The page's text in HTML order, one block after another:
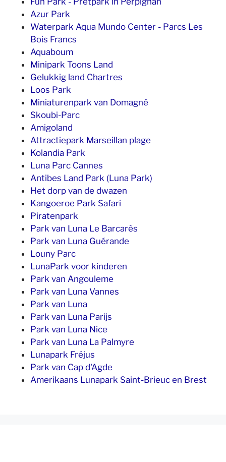
Azur Park
Waterpark Aqua Mundo Center - Parcs Les
Bois Francs
Aquaboum
Minipark Toons Land
Gelukkig land Chartres
Loos Park
Miniaturenpark van Domagné
Skoubi-Parc
Amigoland
Attractiepark Marseillan plage
Kolandia Park
Luna Parc Cannes
Antibes Land Park (Luna Park)
Het dorp van de dwazen
Kangoeroe Park Safari
Piratenpark
Park van Luna Le Barcarès
Park van Luna Guérande
Louny Parc
LunaPark voor kinderen
Park van Angouleme
Park van Luna Vannes
Park van Luna
Park van Luna Parijs
Park van Luna Nice
Park van Luna La Palmyre
Lunapark Fréjus
Park van Cap d'Agde
Amerikaans Lunapark Saint-Brieuc en Brest